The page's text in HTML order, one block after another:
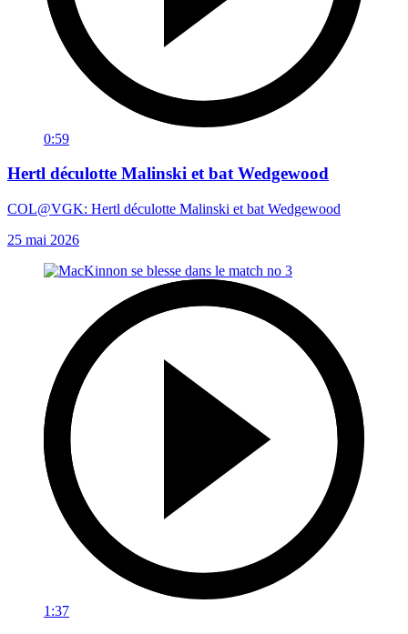
0:59
Hertl déculotte Malinski et bat Wedgewood
COL@VGK: Hertl déculotte Malinski et bat Wedgewood
25 mai 2026
1:37